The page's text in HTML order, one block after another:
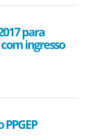
para
ingresso